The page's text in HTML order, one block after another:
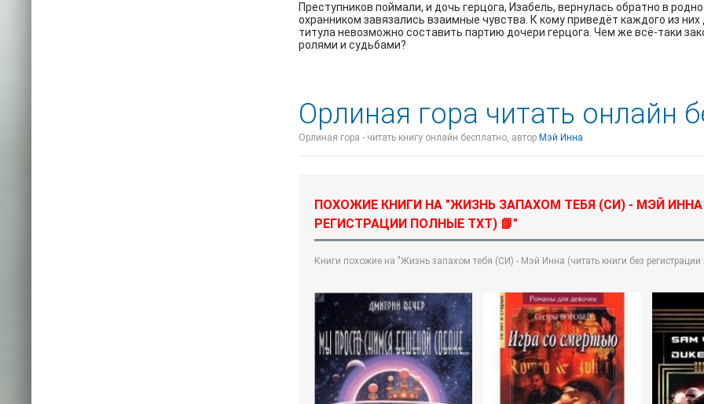
Преступников поймали, и дочь герцога, Изабель, вернулась обратно в
охранником завязались взаимные чувства. К кому приведёт каждого из
титула невозможно составить партию дочери герцога. Чем же всё-таки
ролями и судьбами?
Орлиная гора читать онлайн
Орлиная гора - читать книгу онлайн бесплатно, автор Мэй Инна
ПОХОЖИЕ КНИГИ НА "ЖИЗНЬ ЗАПАХОМ ТЕБЯ (СИ) - МЭЙ ИННА
РЕГИСТРАЦИИ ПОЛНЫЕ TXT) 📗"
Книги похожие на "Жизнь запахом тебя (СИ) - Мэй Инна (читать книги без